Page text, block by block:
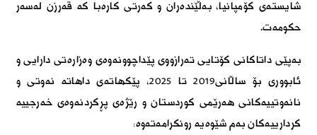
شایستەی کۆمپانیا، بەڵێندەران و کەرتی کارەبا کە قەرزن لەسەر
حکومەت.
بەپێی داتاکانی کۆتایی تەرازووی پێداچوونەوەی وەزارەتی دارایی و
ئابووری بۆ ساڵانی2019 تا 2025، پێکهاتەی داهاتە نەوتی و
نانەوتییەکانی هەرێمی کوردستان و رێژەی پڕکردنەوەی خەرجییە
کردارییەکان بەم شێوەیە رونکرامەتەوە: